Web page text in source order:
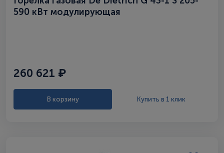
590 кВт модулирующая
260 621 ₽
В корзину Купить в 1 клик